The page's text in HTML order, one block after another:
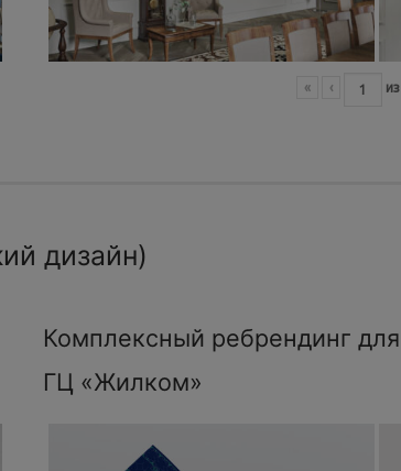
« ‹ из
дизайн)
Комплексный ребрендинг для
ГЦ «Жилком»